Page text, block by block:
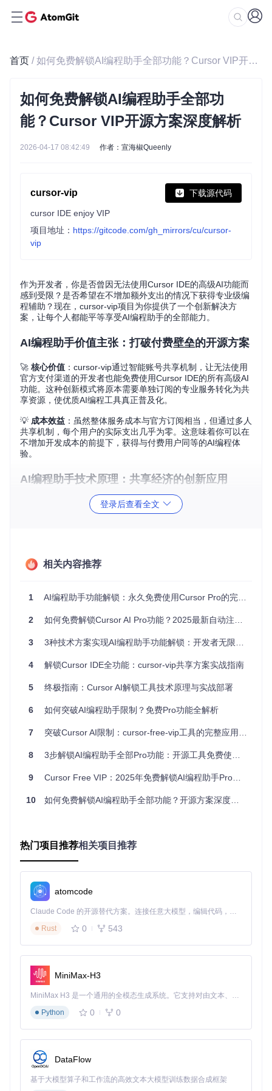
首页 / 如何免费解锁AI编程助手全部功能？Cursor VIP开源方案深度解析
如何免费解锁AI编程助手全部功
能？Cursor VIP开源方案深度解析
2026-04-17 08:42:49 作者：宣海椒Queenly
cursor-vip 下载源代码
cursor IDE enjoy VIP
项目地址： https://gitcode.com/gh_mirrors/cu/cursor-
vip
作为开发者，你是否曾因无法使用Cursor IDE的高级AI功能而
感到受限？是否希望在不增加额外支出的情况下获得专业级编
程辅助？现在，cursor-vip项目为你提供了一个创新解决方
案，让每个人都能平等享受AI编程助手的全部能力。
AI编程助手价值主张：打破付费壁垒的开源方案
🚀 核心价值 ：cursor-vip通过智能账号共享机制，让无法使用
官方支付渠道的开发者也能免费使用Cursor IDE的所有高级AI
功能。这种创新模式将原本需要单独订阅的专业服务转化为共
享资源，使优质AI编程工具真正普及化。
💡 成本效益 ：虽然整体服务成本与官方订阅相当，但通过多人
共享机制，每个用户的实际支出几乎为零。这意味着你可以在
不增加开发成本的前提下，获得与付费用户同等的AI编程体
验。
AI编程助手技术原理：共享经济的创新应用
cursor-vip的核心技术原理类似于图书馆的资源共享系统。项
目构建了一个智能分配网络，将付费资源公平地分配给所有用
请求调度层：智能分发用户请求，避免资源集中
加密通信层：保障用户数据安全和隐私保护
个用户的使用体验，实现了"一人付费，多人受益"的共享经济
AI编程助手实践指南：从零开始的配置之旅
快速启动方案
对于大多数用户，推荐使用一键安装脚本，这是最简单快捷的
方式：
个过程通常不超过5分钟。
手动配置步骤
从项目仓库克隆代码：
git clone
进入项目目录并编译：
cd
配置界面左侧为功能导航区，中间是API密钥管理区域，你可
以在这里输入OpenAI、Anthropic、Google等服务的API密
钥，并通过"Verify"按钮验证有效性。界面右上角的设置按钮可
访问高级选项。
网络不稳定时的优化配置
如果你的网络环境不稳定，建议修改配置文件
prc：
登录后查看全文
相关内容推荐
1 AI编程助手功能解锁：永久免费使用Cursor Pro的完整指南
2 如何免费解锁Cursor AI Pro功能？2025最新自动注册与重置工具全指南 🚀
3 3种技术方案实现AI编程助手功能解锁：开发者无限制使用指南
4 解锁Cursor IDE全功能：cursor-vip共享方案实战指南
5 终极指南：Cursor AI解锁工具技术原理与实战部署
6 如何突破AI编程助手限制？免费Pro功能全解析
7 突破Cursor AI限制：cursor-free-vip工具的完整应用指南
8 3步解锁AI编程助手全部Pro功能：开源工具免费使用指南
9 Cursor Free VIP：2025年免费解锁AI编程助手Pro功能的终极指南
10 如何免费解锁AI编程助手全部功能？开源方案深度解析
热门项目推荐相关项目推荐
atomcode
Claude Code 的开源替代方案。连接任意大模型，编辑代码，运行命令，自动验证 — 全自动执行。用 Rust 构建，极致性能。 ｜ An open-source alternative to Claude Code. Connect any LLM, edit code, run commands, and verify changes — autonomously. Built in Rust for speed. Get Started
Rust
0 543
MiniMax-H3
MiniMax H3 是一个通用的全模态生成系统。它支持对由文本、图像、视频和音频组成的多模态上下文进行统一理解，并能生成分辨率高达 2K、时长可达 15 秒的带原生立体声音频的视频。得益于面向任务泛化的系统设计，H3 在预训练阶段就已具备广泛的多模态上下文理解与生成能力，能够出色地执行复杂的多模态指令。
Python
0 0
DataFlow
基于大模型算子和工作流的高效文本大模型训练数据合成框架